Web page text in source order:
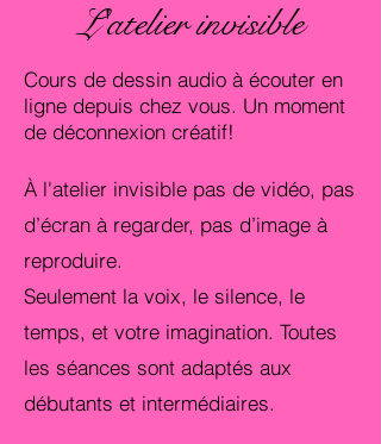
L'atelier invisible
Cours de dessin audio à écouter en
ligne depuis chez vous. Un moment
de déconnexion créatif!
À l'atelier invisible pas de vidéo, pas
d’écran à regarder, pas d’image à
reproduire.
Seulement la voix, le silence, le
temps, et votre imagination. Toutes
les séances sont adaptés aux
débutants et intermédiaires.